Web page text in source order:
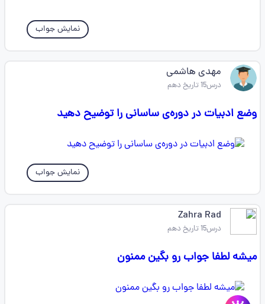
نمایش جواب
مهدی هاشمی
درس15 تاریخ دهم
وضع ادبیات در دوره‌ی ساسانی را توضیح دهید
نمایش جواب
Zahra Rad
درس15 تاریخ دهم
میشه لطفا جواب رو بگین ممنون